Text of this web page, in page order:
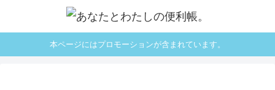
本ページにはプロモーションが含まれています。